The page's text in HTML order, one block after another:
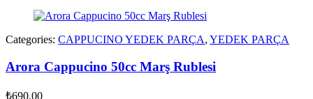
Categories: CAPPUCINO YEDEK PARÇA, YEDEK PARÇA
Arora Cappucino 50cc Marş Rublesi
₺690.00